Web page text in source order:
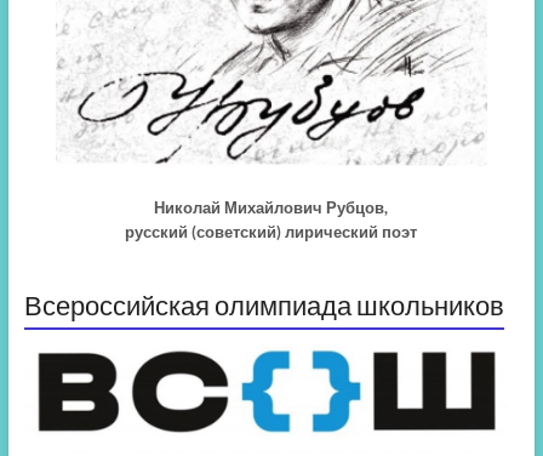
Николай Михайлович Рубцов,
русский (советский) лирический поэт
Всероссийская олимпиада школьников